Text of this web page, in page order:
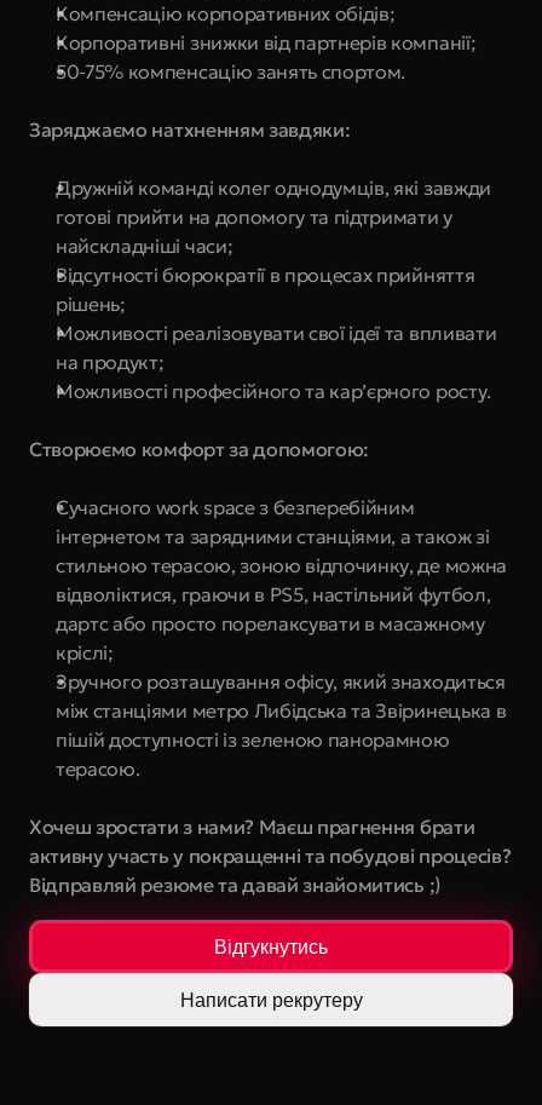
Компенсацію корпоративних обідів;
Корпоративні знижки від партнерів компанії;
50-75% компенсацію занять спортом.
Заряджаємо натхненням завдяки:
Дружній команді колег однодумців, які завжди
готові прийти на допомогу та підтримати у
найскладніші часи;
Відсутності бюрократії в процесах прийняття
рішень;
Можливості реалізовувати свої ідеї та впливати
на продукт;
Можливості професійного та кар’єрного росту.
Створюємо комфорт за допомогою:
Сучасного work space з безперебійним
інтернетом та зарядними станціями, а також зі
стильною терасою, зоною відпочинку, де можна
відволіктися, граючи в PS5, настільний футбол,
дартс або просто порелаксувати в масажному
кріслі;
Зручного розташування офісу, який знаходиться
між станціями метро Либідська та Звіринецька в
пішій доступності із зеленою панорамною
терасою.
Хочеш зростати з нами? Маєш прагнення брати
активну участь у покращенні та побудові процесів?
Відправляй резюме та давай знайомитись ;)
Відгукнутись
Написати рекрутеру